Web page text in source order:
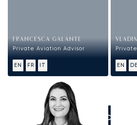
FRANCESCA GALANTE
Private Aviation Advisor
EN FR IT EN DE
ZADZWOŃCIE